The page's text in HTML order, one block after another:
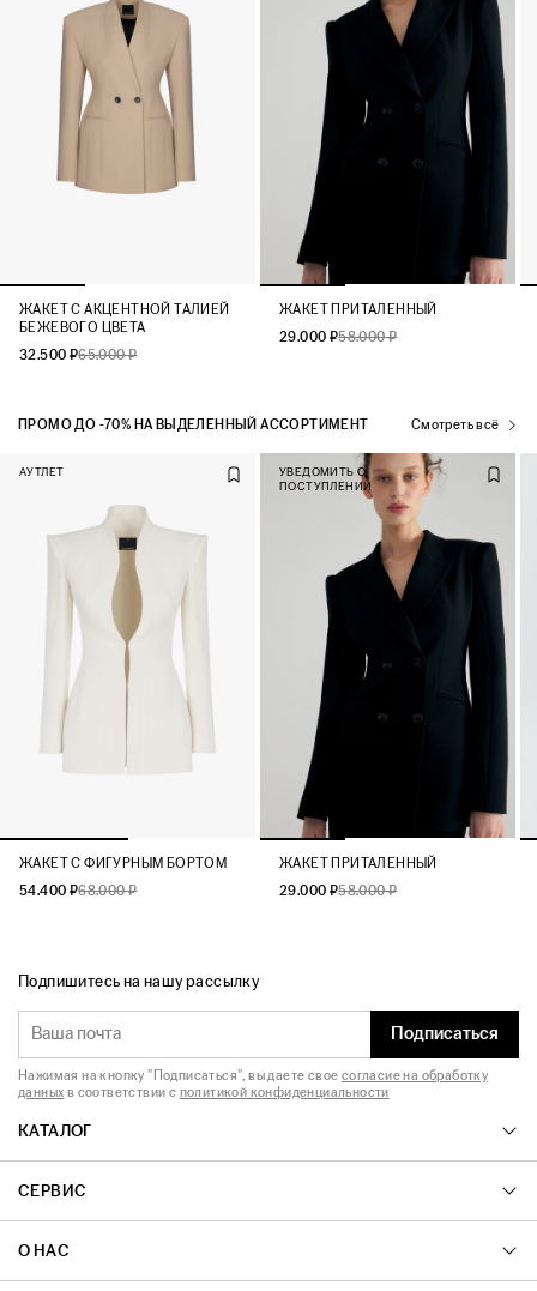
ЖАКЕТ С АКЦЕНТНОЙ ТАЛИЕЙ
БЕЖЕВОГО ЦВЕТА
32.500 ₽65.000 ₽
ЖАКЕТ ПРИТАЛЕННЫЙ
29.000 ₽58.000 ₽
ПРОМО ДО -70% НА ВЫДЕЛЕННЫЙ АССОРТИМЕНТ Смотреть всё
АУТЛЕТ
ЖАКЕТ C ФИГУРНЫМ БОРТОМ
54.400 ₽68.000 ₽
УВЕДОМИТЬ О
ПОСТУПЛЕНИИ
ЖАКЕТ ПРИТАЛЕННЫЙ
29.000 ₽58.000 ₽
КАТАЛОГ
СЕРВИС
О НАС
Подпишитесь на нашу рассылку
Подписаться
Нажимая на кнопку "Подписаться", вы даете свое согласие на обработку
данных в соответствии с политикой конфиденциальности